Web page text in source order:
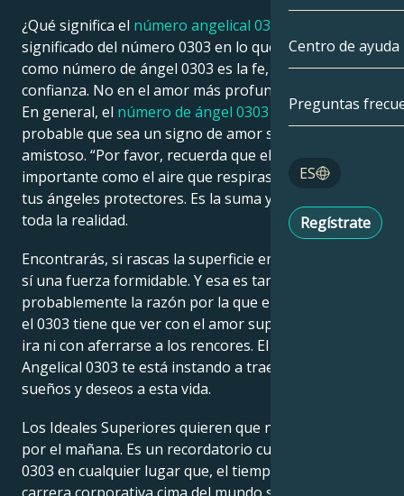
Cáncer
Leo
Virgo
Sagitario
Tarot
Números de
Centro de ayuda
Preguntas
ES
English
Regístrate
¿Qué significa el número angelical 0303
significado del número 0303 en lo que se conoce
como número de ángel 0303 es la fe, el amor y la
confianza. No en el amor más profundo y romántico:
En general, el número de ángel 0303 es más
probable que sea un signo de amor social, familiar y
amistoso. “Por favor, recuerda que el Amor es tan
importante como el aire que respiras, a los ojos de
tus ángeles protectores. Es la suma y la sustancia de
toda la realidad.
Encontrarás, si rascas la superficie en esto del amor,
sí una fuerza formidable. Y esa es también
probablemente la razón por la que en numerología,
el 0303 tiene que ver con el amor supremo, no con la
ira ni con aferrarse a los rencores. El Número
Angelical 0303 te está instando a traer todos tus
sueños y deseos a esta vida.
Los Ideales Superiores quieren que no estés ansioso
por el mañana. Es un recordatorio cuando ves el
0303 en cualquier lugar que, el tiempo para buld